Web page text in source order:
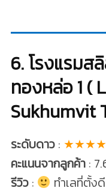
6. โรงแรมส
ทองหล่อ 1 (
Sukhumvit
ระดับดาว: ★★★★
คะแนนจากลูกค้า:
รีวิว:
ทำเลที่ตั้ง